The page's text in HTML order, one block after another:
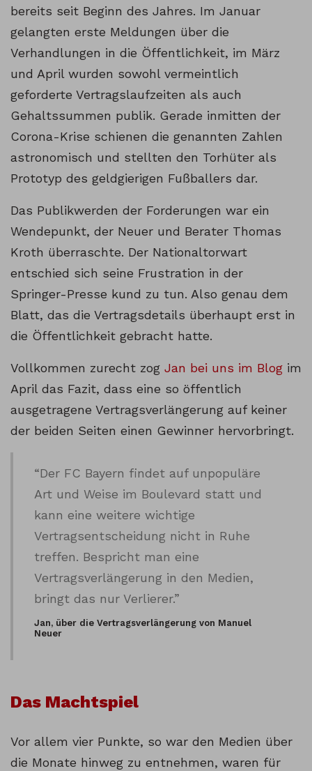
bereits seit Beginn des Jahres. Im Januar
gelangten erste Meldungen über die
Verhandlungen in die Öffentlichkeit, im März
und April wurden sowohl vermeintlich
geforderte Vertragslaufzeiten als auch
Gehaltssummen publik. Gerade inmitten der
Corona-Krise schienen die genannten Zahlen
astronomisch und stellten den Torhüter als
Prototyp des geldgierigen Fußballers dar.
Das Publikwerden der Forderungen war ein
Wendepunkt, der Neuer und Berater Thomas
Kroth überraschte. Der Nationaltorwart
entschied sich seine Frustration in der
Springer-Presse kund zu tun. Also genau dem
Blatt, das die Vertragsdetails überhaupt erst in
die Öffentlichkeit gebracht hatte.
Vollkommen zurecht zog Jan bei uns im Blog im
April das Fazit, dass eine so öffentlich
ausgetragene Vertragsverlängerung auf keiner
der beiden Seiten einen Gewinner hervorbringt.
“Der FC Bayern findet auf unpopuläre
Art und Weise im Boulevard statt und
kann eine weitere wichtige
Vertragsentscheidung nicht in Ruhe
treffen. Bespricht man eine
Vertragsverlängerung in den Medien,
bringt das nur Verlierer.”
Jan, über die Vertragsverlängerung von Manuel
Neuer
Das Machtspiel
Vor allem vier Punkte, so war den Medien über
die Monate hinweg zu entnehmen, waren für